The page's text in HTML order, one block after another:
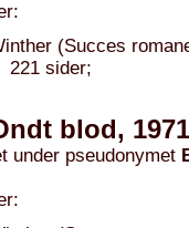
(Succes
221 sider;
blod, 1971
under pseudonymet